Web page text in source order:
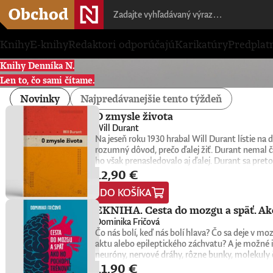
KnihyE-knihyRedaktori odporúčajúKarikatúry
Knihy Denníka N.
Len to, čo sami čítame.
Novinky Najpredávanejšie tento týždeň
O zmysle života
Will Durant
Na jeseň roku 1930 hrabal Will Durant lístie
rozumný dôvod, prečo ďalej žiť. Durant nemal
ho však prenasledovalo aj ďalej. Durant sa
konkrétne oni sami nachádzajú zmysel, cieľ a
1932. Keďže nemala žiadnu reklamu, tento
do rúk novej generácii čitateľov a čitateliek.
univerzitní profesori, psychológovia, štátnici,
spoločnú niť. Tá odhaľuje hlboké puto medzi
americký spisovateľ, historik a filozof, ktorý
Civilization), na ktorom vyše štyri desaťročia
myšlienkach zrozumiteľným, ľudským a
zmysluplnejšieho života.
12,90 €
DO KOŠÍKA
EKNIHA. Cesta do mozgu a späť.
Dominika Fričová
Čo nás bolí, keď nás bolí hlava? Čo sa deje v
aktu alebo epileptického záchvatu? A je
neuróny, nervové dráhy, rôzne bunky,
slovenská neurobiologička Dominika Fričová
11,90 €